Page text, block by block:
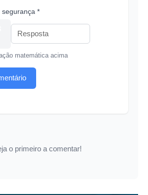
segurança *
matemática acima
o primeiro a comentar!